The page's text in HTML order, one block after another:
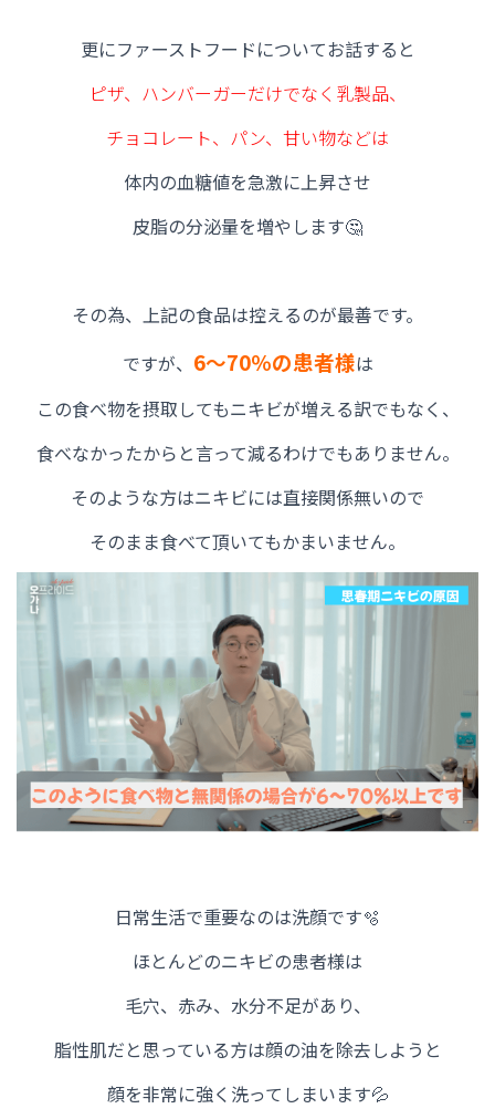
更にファーストフードについてお話すると
ピザ、ハンバーガーだけでなく乳製品、
チョコレート、パン、甘い物などは
体内の血糖値を急激に上昇させ
皮脂の分泌量を増やします🤔
その為、上記の食品は控えるのが最善です。
ですが、 6～70％の患者様は
この食べ物を摂取してもニキビが増える訳でもなく、
食べなかったからと言って減るわけでもありません。
そのような方はニキビには直接関係無いので
そのまま食べて頂いてもかまいません。
日常生活で重要なのは洗顔です🫧
ほとんどのニキビの患者様は
毛穴、赤み、水分不足があり、
脂性肌だと思っている方は顔の油を除去しようと
顔を非常に強く洗ってしまいます💦